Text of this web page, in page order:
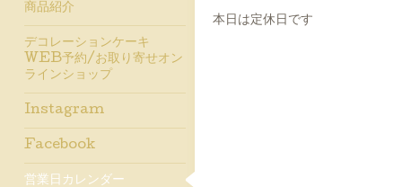
本日は定休日です
商品紹介
デコレーションケーキ
WEB予約/お取り寄せオン
ラインショップ
Instagram
Facebook
営業日カレンダー